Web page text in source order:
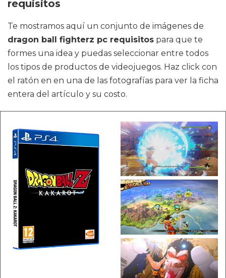
requisitos
Te mostramos aquí un conjunto de imágenes de
dragon ball fighterz pc requisitos para que te
formes una idea y puedas seleccionar entre todos
los tipos de productos de videojuegos. Haz click con
el ratón en en una de las fotografías para ver la ficha
entera del artículo y su costo.